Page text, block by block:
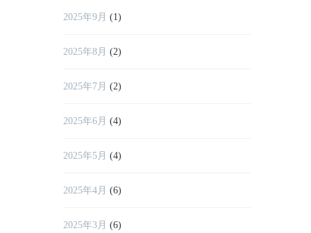
2025年9月 (1)
2025年8月 (2)
2025年7月 (2)
2025年6月 (4)
2025年5月 (4)
2025年4月 (6)
2025年3月 (6)